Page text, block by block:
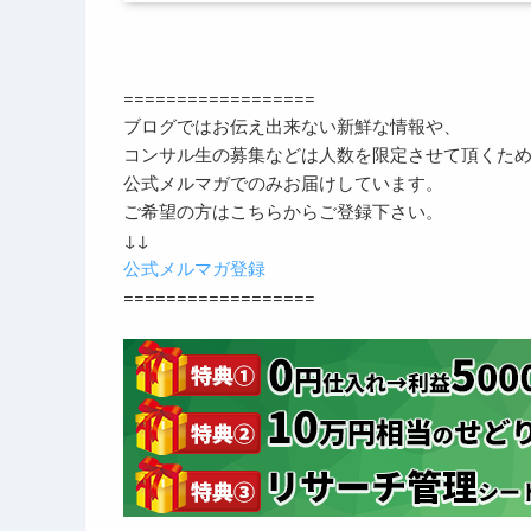
==================
ブログではお伝え出来ない新鮮な情報や、
コンサル生の募集などは人数を限定させて頂くため
公式メルマガでのみお届けしています。
ご希望の方はこちらからご登録下さい。
↓↓
公式メルマガ登録
==================